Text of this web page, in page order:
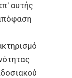
αυτής